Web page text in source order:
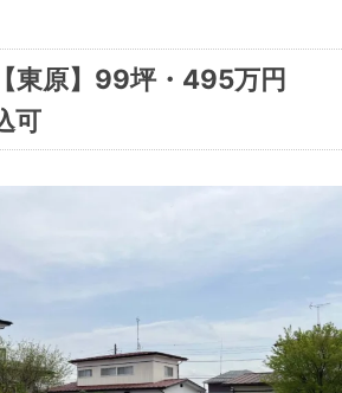
東原】99坪・495万円
可